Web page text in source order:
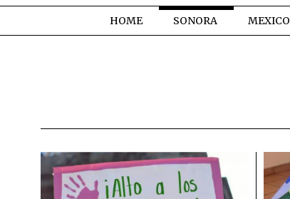
HOME SONORA MEXICO